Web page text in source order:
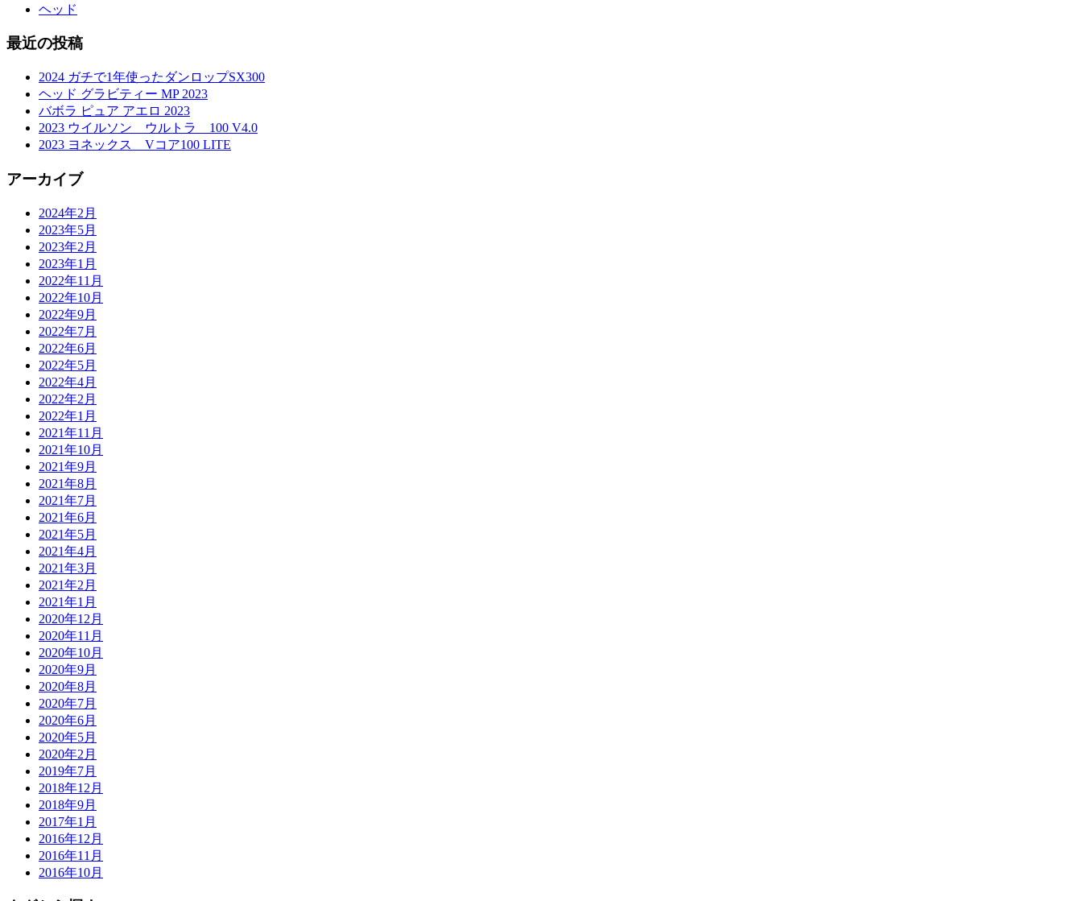
ヘッド
最近の投稿
2024 ガチで1年使ったダンロップSX300
ヘッド グラビティー MP 2023
バボラ ピュア アエロ 2023
2023 ウイルソン ウルトラ 100 V4.0
2023 ヨネックス Vコア100 LITE
アーカイブ
2024年2月
2023年5月
2023年2月
2023年1月
2022年11月
2022年10月
2022年9月
2022年7月
2022年6月
2022年5月
2022年4月
2022年2月
2022年1月
2021年11月
2021年10月
2021年9月
2021年8月
2021年7月
2021年6月
2021年5月
2021年4月
2021年3月
2021年2月
2021年1月
2020年12月
2020年11月
2020年10月
2020年9月
2020年8月
2020年7月
2020年6月
2020年5月
2020年2月
2019年7月
2018年12月
2018年9月
2017年1月
2016年12月
2016年11月
2016年10月